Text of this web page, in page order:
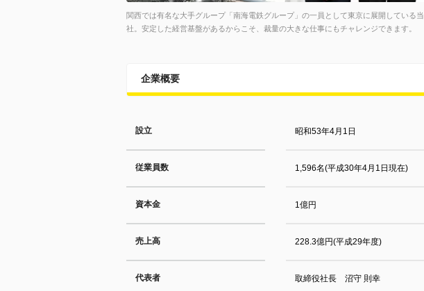
関西では有名な大手グループ「南海電鉄グループ」の一員として東京に展開している当
社。安定した経営基盤があるからこそ、裁量の大きな仕事にもチャレンジできます。
企業概要
設立 昭和53年4月1日
従業員数 1,596名(平成30年4月1日現在)
資本金 1億円
売上高 228.3億円(平成29年度)
代表者 取締役社長 沼守 則幸